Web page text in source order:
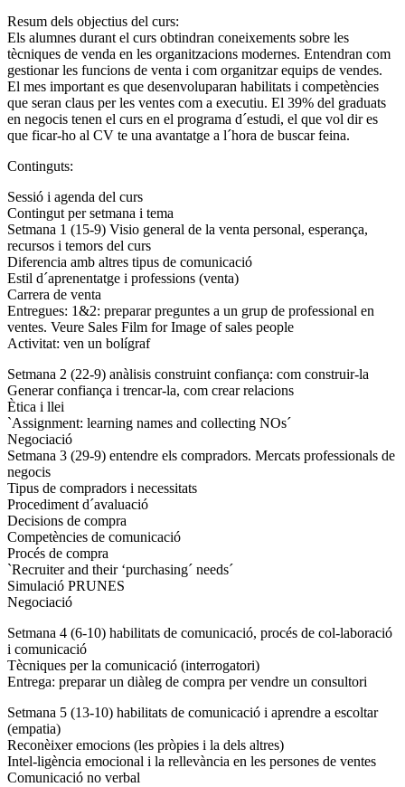
Resum dels objectius del curs:
Els alumnes durant el curs obtindran coneixements sobre les
tècniques de venda en les organitzacions modernes. Entendran com
gestionar les funcions de venta i com organitzar equips de vendes.
El mes important es que desenvoluparan habilitats i competències
que seran claus per les ventes com a executiu. El 39% del graduats
en negocis tenen el curs en el programa d´estudi, el que vol dir es
que ficar-ho al CV te una avantatge a l´hora de buscar feina.
Continguts:
Sessió i agenda del curs
Contingut per setmana i tema
Setmana 1 (15-9) Visio general de la venta personal, esperança,
recursos i temors del curs
Diferencia amb altres tipus de comunicació
Estil d´aprenentatge i professions (venta)
Carrera de venta
Entregues: 1&2: preparar preguntes a un grup de professional en
ventes. Veure Sales Film for Image of sales people
Activitat: ven un bolígraf
Setmana 2 (22-9) anàlisis construint confiança: com construir-la
Generar confiança i trencar-la, com crear relacions
Ètica i llei
`Assignment: learning names and collecting NOs´
Negociació
Setmana 3 (29-9) entendre els compradors. Mercats professionals de
negocis
Tipus de compradors i necessitats
Procediment d´avaluació
Decisions de compra
Competències de comunicació
Procés de compra
`Recruiter and their ‘purchasing´ needs´
Simulació PRUNES
Negociació
Setmana 4 (6-10) habilitats de comunicació, procés de col-laboració
i comunicació
Tècniques per la comunicació (interrogatori)
Entrega: preparar un diàleg de compra per vendre un consultori
Setmana 5 (13-10) habilitats de comunicació i aprendre a escoltar
(empatia)
Reconèixer emocions (les pròpies i la dels altres)
Intel-ligència emocional i la rellevància en les persones de ventes
Comunicació no verbal